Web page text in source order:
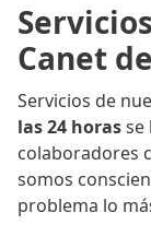
Canet
Servicios de
las 24 horasse
colaboradores
somos
problema lo